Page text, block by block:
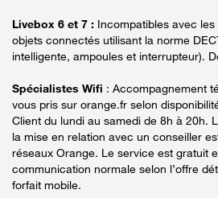
Livebox 6 et 7 : Incompatibles avec
objets connectés utilisant la norme
intelligente, ampoules et interrupteur).
Spécialistes Wifi : Accompagnement
vous pris sur orange.fr selon
Client du lundi au samedi de 8h à 20h.
la mise en relation avec un conseiller
réseaux Orange. Le service est gratuit
communication normale selon l’offre
forfait mobile.